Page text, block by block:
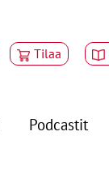
Tilaa
Podcastit